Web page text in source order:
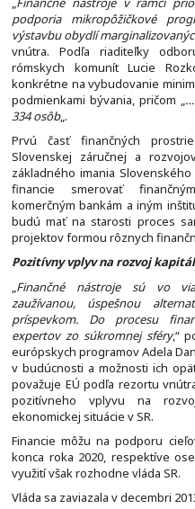
podporia mikropôžičkové
výstavbu obydlí
vnútra. Podľa riaditeľky
rómskych komunít Lucie
konkrétne na vybudovanie
podmienkami bývania, pričom „…
334 osôb„.
Prvú časť finančných
Slovenskej záručnej a
základného imania
financie smerovať
komerčným bankám a iným
budú mať na starosti proces
projektov formou rôznych
Pozitívny vplyv na rozvoj
„Finančné nástroje sú vo
zaužívanou, úspešnou
príspevkom. Do procesu
expertov zo súkromnej sféry,“
európskych programov Adela
v budúcnosti a možnosti ich
považuje EÚ podľa rezortu
pozitívneho vplyvu na
ekonomickej situácie v SR.
Financie môžu na podporu
konca roka 2020, respektíve
využití však rozhodne vláda SR.
Vláda sa zaviazala v decembri